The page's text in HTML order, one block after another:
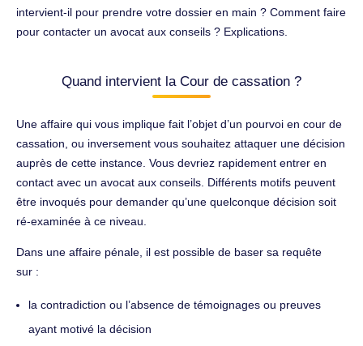
intervient-il pour prendre votre dossier en main ? Comment faire
pour contacter un avocat aux conseils ? Explications.
Quand intervient la Cour de cassation ?
Une affaire qui vous implique fait l’objet d’un pourvoi en cour de
cassation, ou inversement vous souhaitez attaquer une décision
auprès de cette instance. Vous devriez rapidement entrer en
contact avec un avocat aux conseils. Différents motifs peuvent
être invoqués pour demander qu’une quelconque décision soit
ré-examinée à ce niveau.
Dans une affaire pénale, il est possible de baser sa requête
sur :
la contradiction ou l’absence de témoignages ou preuves
ayant motivé la décision